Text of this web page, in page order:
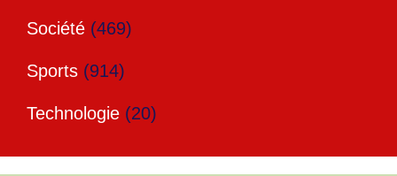
Société (469)
Sports (914)
Technologie (20)